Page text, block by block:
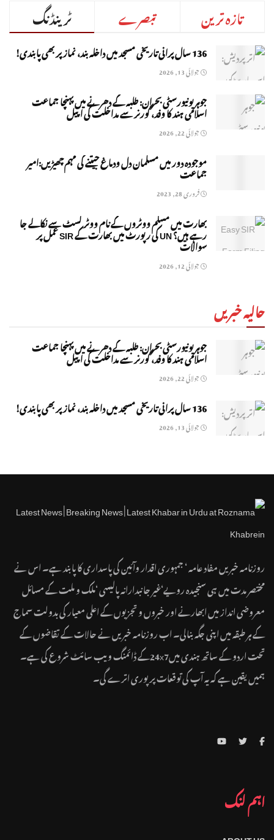
ٹرینڈنگ تبصرے تازہ ترین
136 سال پرانی تاریخی مسجد میں داخلہ بند، نماز پر بھی پابندی!
جولائی 13, 2026
جوہر یونیورسٹی بحران: طلبہ کے دھرنے میں پہنچا جماعت
اسلامی ہند کا وفد، گورنر سے مداخلت کی اپیل
جولائی 22, 2026
موجودہ دور میں مسلمان دل ودماغ جیتنے کی مہم چھیڑیں:امیر
جماعت
فروری 28, 2023
بھارت میں مسلم ووٹروں کے نام ووٹر لسٹ سے نکالے جا
رہے ہیں؟ UN کی رپورٹ میں بھارت کے SIR عمل پر
سوالات
جولائی 12, 2026
حالیہ خبریں
جوہر یونیورسٹی بحران: طلبہ کے دھرنے میں پہنچا جماعت
اسلامی ہند کا وفد، گورنر سے مداخلت کی اپیل
جولائی 22, 2026
136 سال پرانی تاریخی مسجد میں داخلہ بند، نماز پر بھی پابندی!
جولائی 13, 2026
روزنامہ خبریں مفاد عامہ ‘ جمہوری اقدار وآئین کی پاسداری کا پابند ہے۔ اس نے
مختصر مدت میں ہی سنجیدہ رویے‘غیر جانبدارانہ پالیسی ‘ملک و ملت کے مسائل
معروضی انداز میں ابھارنے اور خبروں و تجزیوں کے اعلی معیار کی بدولت سماج
کے ہر طبقہ میں اپنی جگہ بنالی۔ اب روزنامہ خبریں نے حالات کے تقاضوں کے
تحت اردو کے ساتھ ہندی میں24x7کے ڈائمنگ ویب سائٹ شروع کی ہے۔
ہمیں یقین ہے کہ یہ آپ کی توقعات پر پوری اترے گی۔
اہم لنک